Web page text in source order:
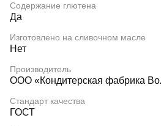
Содержание глютена
Да
Изготовлено на сливочном масле
Нет
Производитель
ООО «Кондитерская фабрика
Стандарт качества
ГОСТ